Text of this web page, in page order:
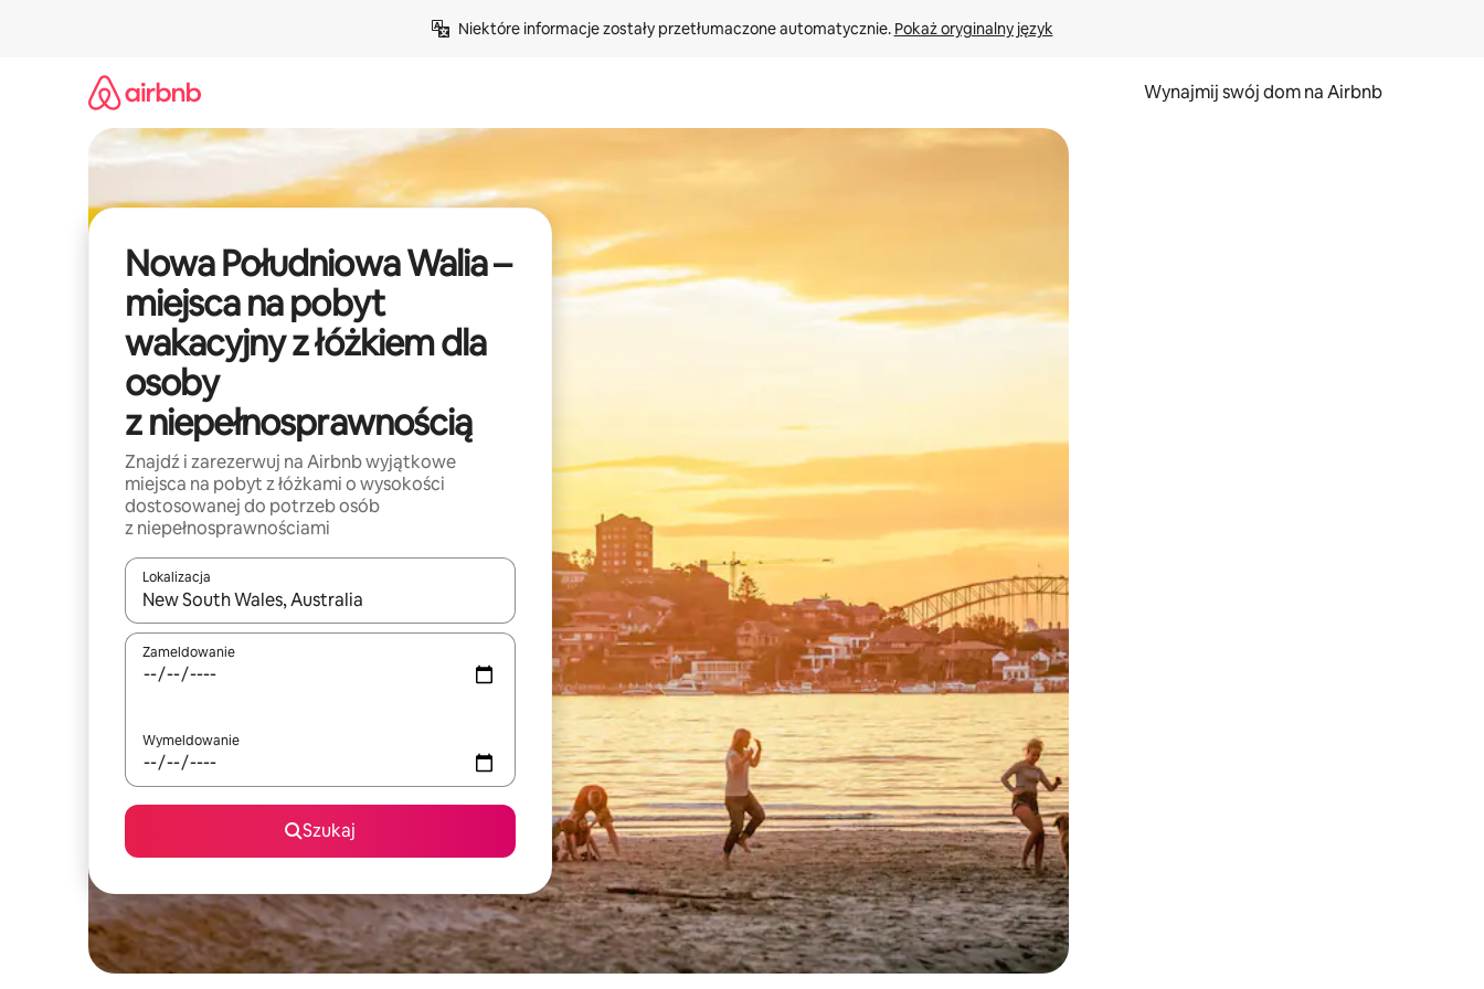
Niektóre informacje zostały przetłumaczone automatycznie. Pokaż oryginalny język
Wynajmij swój dom na Airbnb
Nowa Południowa Walia –
miejsca na pobyt
wakacyjny z łóżkiem dla
osoby
z niepełnosprawnością
Znajdź i zarezerwuj na Airbnb wyjątkowe
miejsca na pobyt z łóżkami o wysokości
dostosowanej do potrzeb osób
z niepełnosprawnościami
Lokalizacja
Gdy wyniki będą dostępne, możesz poruszać się po nich za pomocą klawiszy strzałek w górę i w dół lub przeglądać je za pomocą gestów dotykowych lub przesuwania.
Zameldowanie
Wymeldowanie
Szukaj